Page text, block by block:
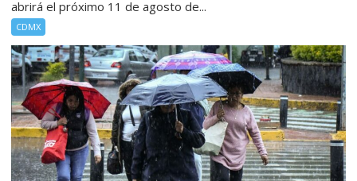
abrirá el próximo 11 de agosto de...
CDMX